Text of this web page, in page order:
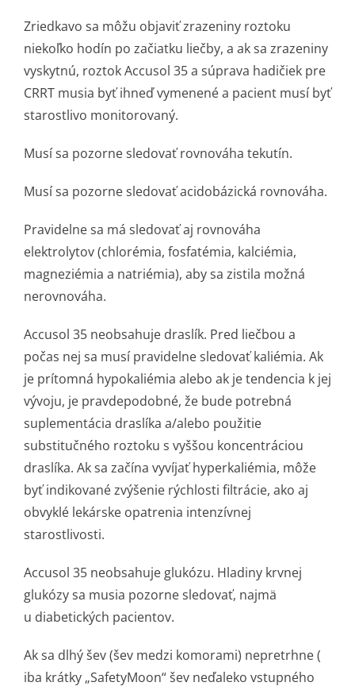
Zriedkavo sa môžu objaviť zrazeniny roztoku
niekoľko hodín po začiatku liečby, a ak sa zrazeniny
vyskytnú, roztok Accusol 35 a súprava hadičiek pre
CRRT musia byť ihneď vymenené a pacient musí byť
starostlivo monitorovaný.
Musí sa pozorne sledovať rovnováha tekutín.
Musí sa pozorne sledovať acidobázická rovnováha.
Pravidelne sa má sledovať aj rovnováha
elektrolytov (chlorémia, fosfatémia, kalciémia,
magneziémia a natriémia), aby sa zistila možná
nerovnováha.
Accusol 35 neobsahuje draslík. Pred liečbou a
počas nej sa musí pravidelne sledovať kaliémia. Ak
je prítomná hypokaliémia alebo ak je tendencia k jej
vývoju, je pravdepodobné, že bude potrebná
suplementácia draslíka a/alebo použitie
substitučného roztoku s vyššou koncentráciou
draslíka. Ak sa začína vyvíjať hyperkaliémia, môže
byť indikované zvýšenie rýchlosti filtrácie, ako aj
obvyklé lekárske opatrenia intenzívnej
starostlivosti.
Accusol 35 neobsahuje glukózu. Hladiny krvnej
glukózy sa musia pozorne sledovať, najmä
u diabetických pacientov.
Ak sa dlhý šev (šev medzi komorami) nepretrhne (
iba krátky „SafetyMoon“ šev neďaleko vstupného